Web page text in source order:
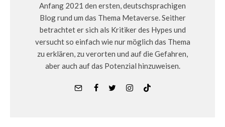
Anfang 2021 den ersten, deutschsprachigen
Blog rund um das Thema Metaverse. Seither
betrachtet er sich als Kritiker des Hypes und
versucht so einfach wie nur möglich das Thema
zu erklären, zu verorten und auf die Gefahren,
aber auch auf das Potenzial hinzuweisen.